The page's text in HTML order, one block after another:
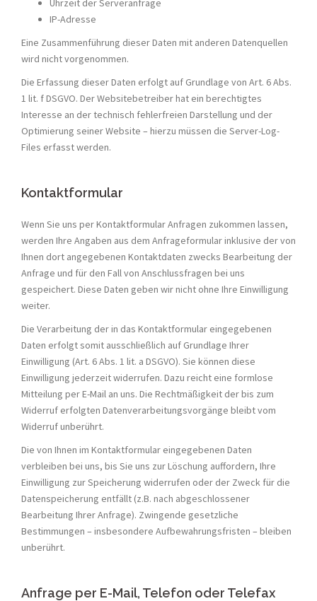
Uhrzeit der Serveranfrage
IP-Adresse
Eine Zusammenführung dieser Daten mit anderen Datenquellen
wird nicht vorgenommen.
Die Erfassung dieser Daten erfolgt auf Grundlage von Art. 6 Abs.
1 lit. f DSGVO. Der Websitebetreiber hat ein berechtigtes
Interesse an der technisch fehlerfreien Darstellung und der
Optimierung seiner Website – hierzu müssen die Server-Log-
Files erfasst werden.
Kontaktformular
Wenn Sie uns per Kontaktformular Anfragen zukommen lassen,
werden Ihre Angaben aus dem Anfrageformular inklusive der von
Ihnen dort angegebenen Kontaktdaten zwecks Bearbeitung der
Anfrage und für den Fall von Anschlussfragen bei uns
gespeichert. Diese Daten geben wir nicht ohne Ihre Einwilligung
weiter.
Die Verarbeitung der in das Kontaktformular eingegebenen
Daten erfolgt somit ausschließlich auf Grundlage Ihrer
Einwilligung (Art. 6 Abs. 1 lit. a DSGVO). Sie können diese
Einwilligung jederzeit widerrufen. Dazu reicht eine formlose
Mitteilung per E-Mail an uns. Die Rechtmäßigkeit der bis zum
Widerruf erfolgten Datenverarbeitungsvorgänge bleibt vom
Widerruf unberührt.
Die von Ihnen im Kontaktformular eingegebenen Daten
verbleiben bei uns, bis Sie uns zur Löschung auffordern, Ihre
Einwilligung zur Speicherung widerrufen oder der Zweck für die
Datenspeicherung entfällt (z.B. nach abgeschlossener
Bearbeitung Ihrer Anfrage). Zwingende gesetzliche
Bestimmungen – insbesondere Aufbewahrungsfristen – bleiben
unberührt.
Anfrage per E-Mail, Telefon oder Telefax